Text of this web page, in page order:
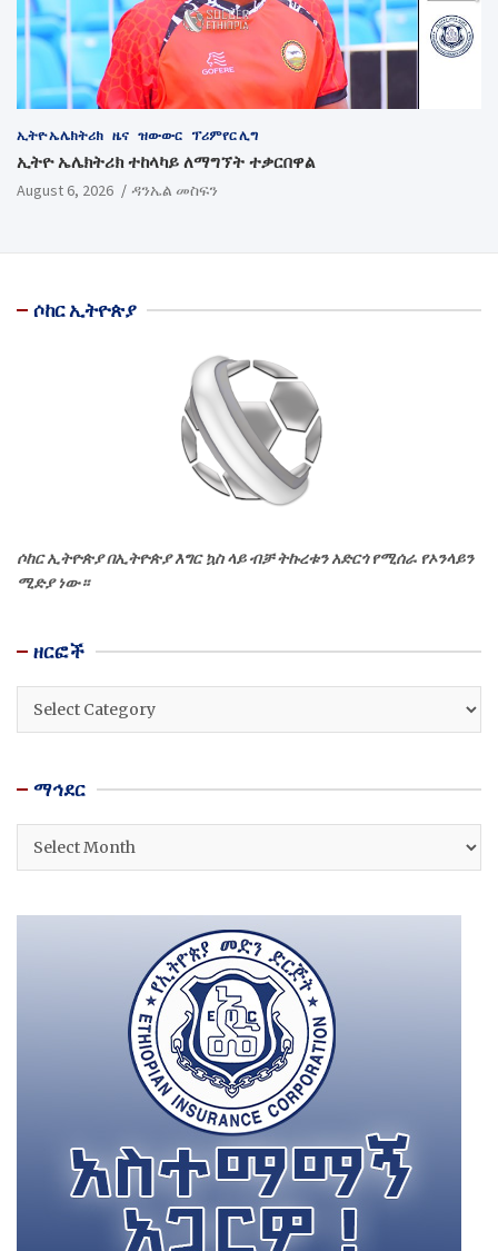
ኢትዮ ኤሌክትሪክ ዜና ዝውውር ፕሪምየር ሊግ
ኢትዮ ኤሌክትሪክ ተከላካይ ለማግኘት ተቃርበዋል
August 6, 2026 ዳንኤል መስፍን
ሶከር ኢትዮጵያ
ሶከር ኢትዮጵያ በኢትዮጵያ እግር ኳስ ላይ ብቻ ትኩረቱን አድርጎ የሚሰራ የኦንላይን
ሚድያ ነው።
ዘርፎች
ዘርፎች
ማኅደር
ማኅደር